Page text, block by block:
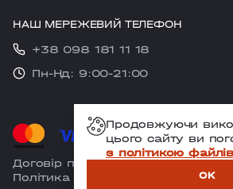
НАШ МЕРЕЖЕВИЙ ТЕЛЕФОН
+38 098 181 11 18
Пн-Нд: 9:00-21:00
Договір публічної оферти
Політика конфіденційності
Продовжуючи
цього сайту ви
з політикою
OK